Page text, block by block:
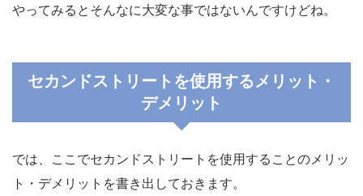
やってみるとそんなに大変な事ではないんですけどね。
セカンドストリートを使用するメリット・
デメリット
では、ここでセカンドストリートを使用することのメリッ
ト・デメリットを書き出しておきます。